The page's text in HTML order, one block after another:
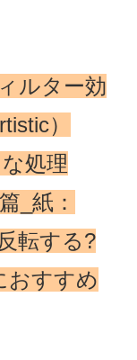
ルター効
）
処理
_紙：
転する?
おすすめ